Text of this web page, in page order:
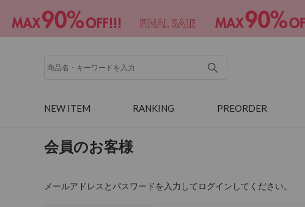
NEW ITEM RANKING PREORDER
会員のお客様
メールアドレスとパスワードを入力してログインしてください。